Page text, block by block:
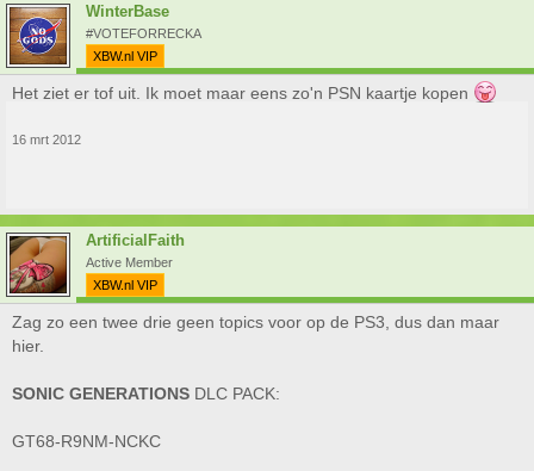
Ik denk dat ik morgen maar eens een PSN kaartje ga halen.
WinterBase
#VOTEFORRECKA
XBW.nl VIP
Het ziet er tof uit. Ik moet maar eens zo'n PSN kaartje kopen
16 mrt 2012
ArtificialFaith
Active Member
XBW.nl VIP
Zag zo een twee drie geen topics voor op de PS3, dus dan maar
hier.
SONIC GENERATIONS DLC PACK:
GT68-R9NM-NCKC